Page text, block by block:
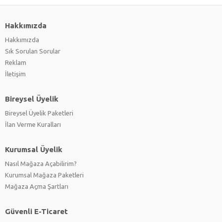
Hakkımızda
Hakkımızda
Sık Sorulan Sorular
Reklam
İletişim
Bireysel Üyelik
Bireysel Üyelik Paketleri
İlan Verme Kuralları
Kurumsal Üyelik
Nasıl Mağaza Açabilirim?
Kurumsal Mağaza Paketleri
Mağaza Açma Şartları
Güvenli E-Ticaret